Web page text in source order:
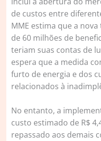
de custos entre
MME estima que a
de 60 milhões de
teriam suas contas de
espera que a medida
furto de energia e dos
relacionados à
No entanto, a
custo estimado de R$
repassado aos demais